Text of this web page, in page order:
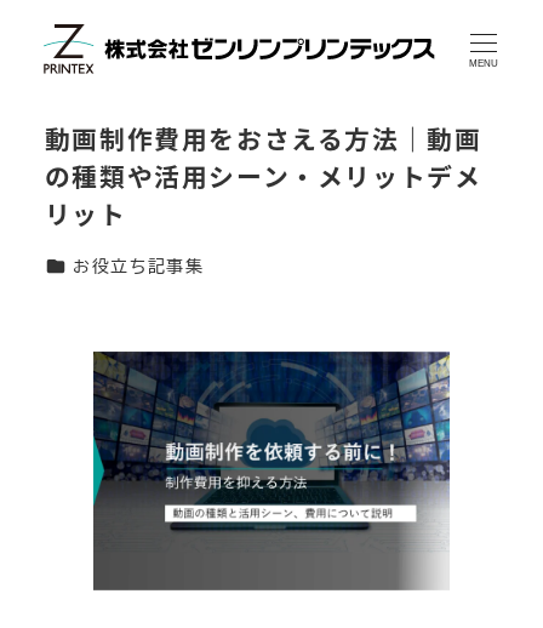
MENU
動画制作費用をおさえる方法｜動画
の種類や活用シーン・メリットデメ
リット
カテゴリー
お役立ち記事集